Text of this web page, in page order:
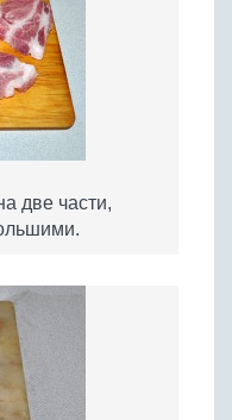
две части,